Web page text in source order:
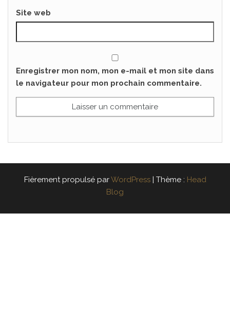
Site web
Enregistrer mon nom, mon e-mail et mon site dans
le navigateur pour mon prochain commentaire.
Fièrement propulsé parWordPress | Thème : Head
Blog